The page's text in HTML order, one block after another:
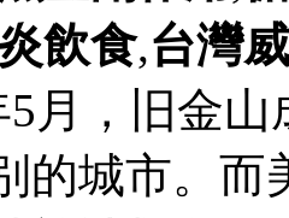
飲食,台灣
5月，旧金
的城市。而